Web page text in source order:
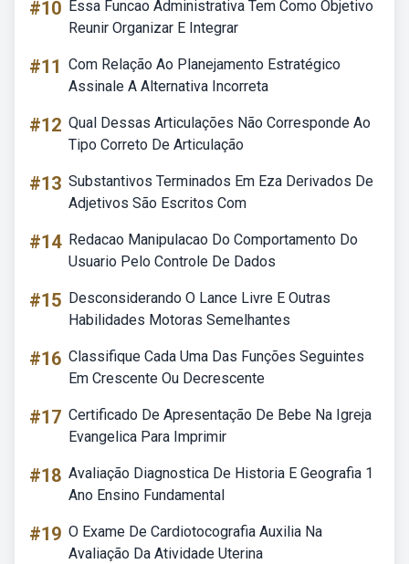
#10 Essa Funcao Administrativa Tem Como Objetivo
Reunir Organizar E Integrar
#11 Com Relação Ao Planejamento Estratégico
Assinale A Alternativa Incorreta
#12 Qual Dessas Articulações Não Corresponde Ao
Tipo Correto De Articulação
#13 Substantivos Terminados Em Eza Derivados De
Adjetivos São Escritos Com
#14 Redacao Manipulacao Do Comportamento Do
Usuario Pelo Controle De Dados
#15 Desconsiderando O Lance Livre E Outras
Habilidades Motoras Semelhantes
#16 Classifique Cada Uma Das Funções Seguintes
Em Crescente Ou Decrescente
#17 Certificado De Apresentação De Bebe Na Igreja
Evangelica Para Imprimir
#18 Avaliação Diagnostica De Historia E Geografia 1
Ano Ensino Fundamental
#19 O Exame De Cardiotocografia Auxilia Na
Avaliação Da Atividade Uterina